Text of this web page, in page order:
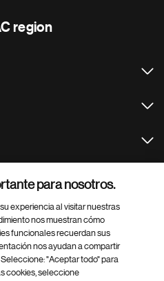
region
para nosotros.
experiencia al visitar nuestras
nos muestran cómo
funcionales recuerdan sus
nos ayudan a compartir
"Aceptar todo" para
cookies, seleccione